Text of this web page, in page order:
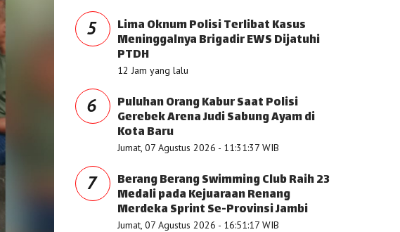
5 Lima Oknum Polisi Terlibat Kasus
Meninggalnya Brigadir EWS Dijatuhi
PTDH
12 Jam yang lalu
6 Puluhan Orang Kabur Saat Polisi
Gerebek Arena Judi Sabung Ayam di
Kota Baru
Jumat, 07 Agustus 2026 - 11:31:37 WIB
7 Berang Berang Swimming Club Raih 23
Medali pada Kejuaraan Renang
Merdeka Sprint Se-Provinsi Jambi
Jumat, 07 Agustus 2026 - 16:51:17 WIB